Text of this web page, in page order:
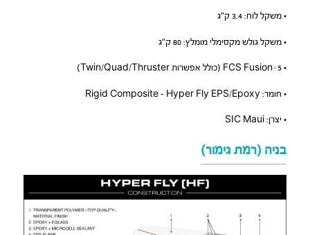
• משקל לוח: 3.4 ק״ג
• משקל גולש מקסימלי מומלץ: 80 ק״ג
• 5×FCS Fusion (כולל אפשרות Twin/Quad/Thruster)
• חומר: Rigid Composite – Hyper Fly EPS/Epoxy
• יצרן: SIC Maui
בניה (רמת גימור)